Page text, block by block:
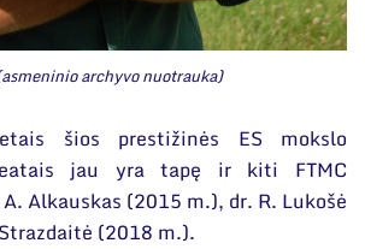
archyvo nuotrauka)
šios prestižinės ES mokslo
jau yra tapę ir kiti FTMC
Alkauskas (2015 m.), dr. R. Lukošė
(2018 m.).